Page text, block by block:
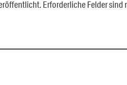
Erforderliche Felder sind